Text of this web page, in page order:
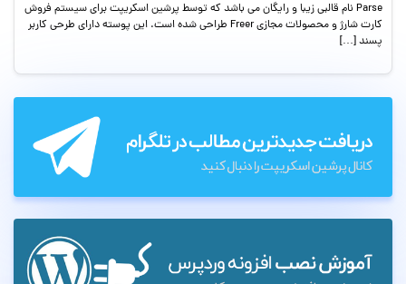
Parse نام قالبی زیبا و رایگان می باشد که توسط پرشین اسکریپت برای سیستم فروش
کارت شارژ و محصولات مجازی Freer طراحی شده است. این پوسته دارای طرحی کاربر
پسند […]